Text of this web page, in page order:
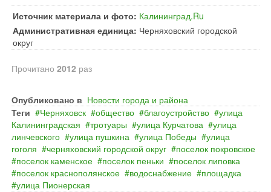
Источник материала и фото: Калининград.Ru
Административная единица: Черняховский городской
округ
Прочитано 2012 раз
Опубликовано в Новости города и района
Теги
Черняховск общество благоустройство
улица
Калининградская
тротуары улица Курчатова
улица
линчевского
улица пушкина улица Победы
улица
гоголя
черняховский городской округ
поселок покровское
поселок каменское
поселок пеньки
поселок липовка
поселок краснополянское
водоснабжение
площадка
улица Пионерская